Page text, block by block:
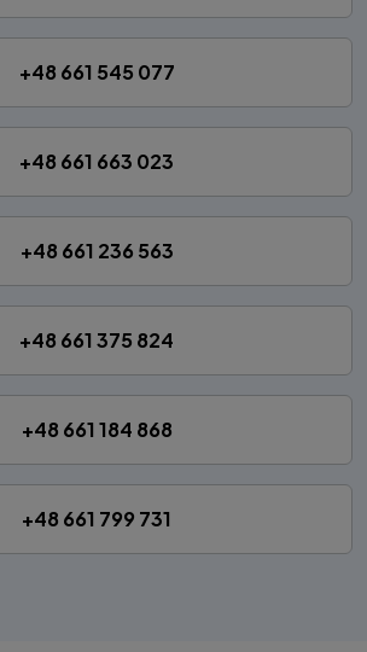
+48 661 545 077
+48 661 663 023
+48 661 236 563
+48 661 375 824
+48 661 184 868
+48 661 799 731